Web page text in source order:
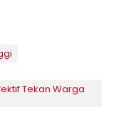
Tekan Warga